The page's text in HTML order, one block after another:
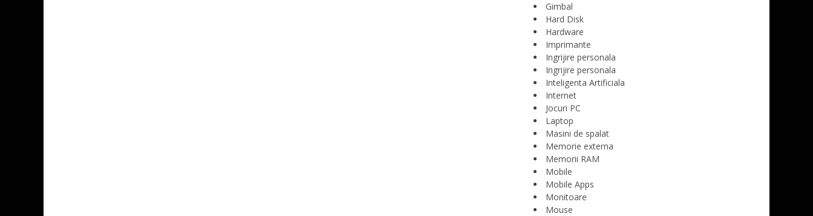
Gimbal
Hard Disk
Hardware
Imprimante
Ingrijire personala
Ingrijire personala
Inteligenta Artificiala
Internet
Jocuri PC
Laptop
Masini de spalat
Memorie externa
Memorii RAM
Mobile
Mobile Apps
Monitoare
Mouse